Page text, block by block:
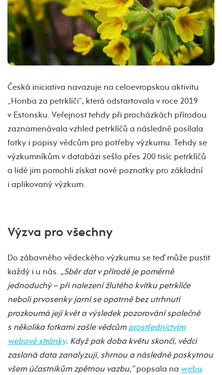
Česká iniciativa navazuje na celoevropskou aktivitu
„Honba za petrklíči“, která odstartovala v roce 2019
v Estonsku. Veřejnost tehdy při procházkách přírodou
zaznamenávala vzhled petrklíčů a následně posílala
fotky i popisy vědcům pro potřeby výzkumu. Tehdy se
výzkumníkům v databázi sešlo přes 200 tisíc petrklíčů
a lidé jim pomohli získat nové poznatky pro základní
i aplikovaný výzkum.
Výzva pro všechny
Do zábavného vědeckého výzkumu se teď může pustit
každý i u nás. „Sběr dat v přírodě je poměrně
jednoduchý – při nalezení žlutého kvítku petrklíče
neboli prvosenky jarní se opatrně bez utrhnutí
prozkoumá její květ a výsledek pozorování společně
s několika fotkami zašle vědcůmprostřednictvím
webové stránky. Když pak doba květu skončí, vědci
zaslaná data zanalyzují, shrnou a následně poskytnou
všem účastníkům zpětnou vazbu,“popsala na webu